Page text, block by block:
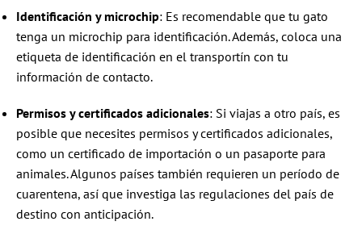
Identificación y microchip: Es recomendable que tu gato
tenga un microchip para identificación. Además, coloca una
etiqueta de identificación en el transportín con tu
información de contacto.
Permisos y certificados adicionales: Si viajas a otro país, es
posible que necesites permisos y certificados adicionales,
como un certificado de importación o un pasaporte para
animales. Algunos países también requieren un período de
cuarentena, así que investiga las regulaciones del país de
destino con anticipación.